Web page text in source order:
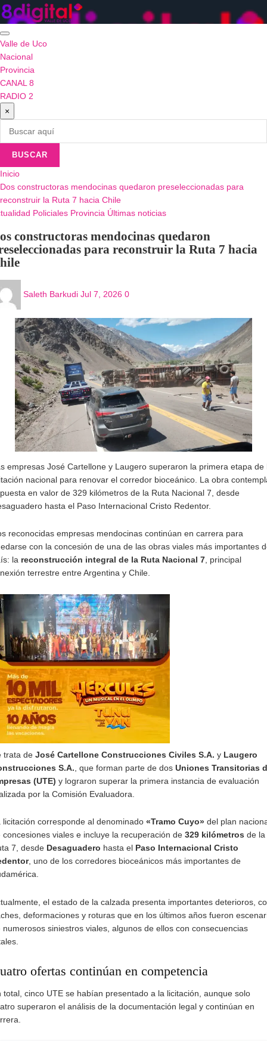
Saltar
al
contenido
Valle de Uco
Nacional
Provincia
CANAL 8
RADIO 2
×
BUSCAR
Inicio
Dos constructoras mendocinas quedaron preseleccionadas para
reconstruir la Ruta 7 hacia Chile
Policiales Provincia Últimas noticias
constructoras mendocinas quedaron
para reconstruir la Ruta 7 hacia
Saleth Barkudi Jul 7, 2026 0
empresas José Cartellone y Laugero superaron la primera etapa de
nacional para renovar el corredor bioceánico. La obra
en valor de 329 kilómetros de la Ruta Nacional 7, desde
hasta el Paso Internacional Cristo Redentor.
reconocidas empresas mendocinas continúan en carrera para
con la concesión de una de las obras viales más importantes
la reconstrucción integral de la Ruta Nacional 7, principal
terrestre entre Argentina y Chile.
trata de José Cartellone Construcciones Civiles S.A. y Laugero
S.A. , que forman parte de dos Uniones Transitorias
(UTE) y lograron superar la primera instancia de evaluación
por la Comisión Evaluadora.
licitación corresponde al denominado «Tramo Cuyo» del plan
concesiones viales e incluye la recuperación de 329 kilómetros de la
7, desde Desaguadero hasta el Paso Internacional Cristo
, uno de los corredores bioceánicos más importantes de
el estado de la calzada presenta importantes deterioros,
deformaciones y roturas que en los últimos años fueron
numerosos siniestros viales, algunos de ellos con consecuencias
ofertas continúan en competencia
total, cinco UTE se habían presentado a la licitación, aunque solo
superaron el análisis de la documentación legal y continúan en